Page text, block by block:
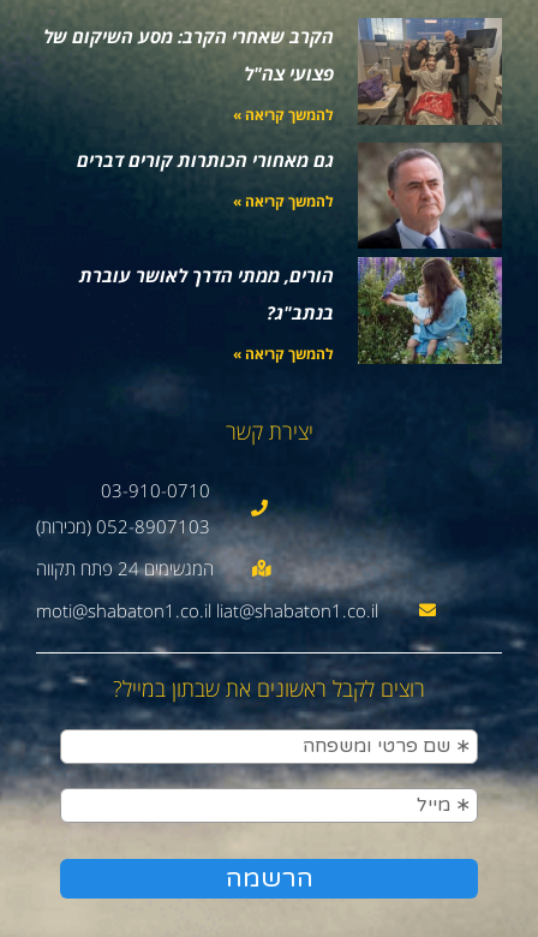
הקרב שאחרי הקרב: מסע השיקום של
פצועי צה"ל
להמשך קריאה »
גם מאחורי הכותרות קורים דברים
להמשך קריאה »
הורים, ממתי הדרך לאושר עוברת
בנתב"ג?
להמשך קריאה »
יצירת קשר
03-910-0710
052-8907103 (מכירות)
moti@shabaton1.co.il liat@shabaton1.co.il
רוצים לקבל ראשונים את שבתון במייל?